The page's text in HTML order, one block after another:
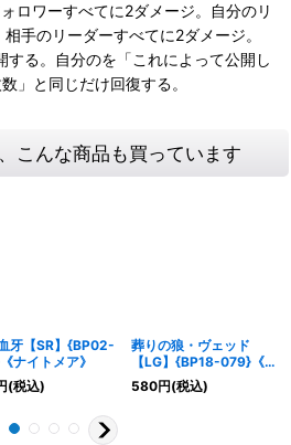
ロワーすべてに2ダメージ。自分のリ
手のリーダーすべてに2ダメージ。
する。自分のを「これによって公開し
」と同じだけ回復する。
こんな商品も買っています
牙【SR】{BP02-
ナイトメア》
(税込)
葬りの狼・ヴェッド
【LG】{BP18-079}《ナ
イトメア》
580円(税込)